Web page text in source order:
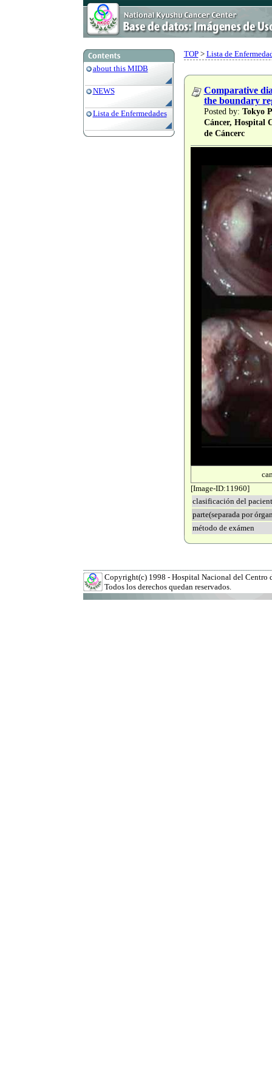
about this MIDB
NEWS
Lista de Enfermedades
TOP> Lista de
Comparative
the boundary
Posted by: Tokyo
Cáncer, Hospital
de Cáncerc
[Image-ID:11960]
clasificación del
parte(separada por
método de exámen
Copyright(c) 1998 - Hospital Nacional del Centro
Todos los derechos quedan reservados.